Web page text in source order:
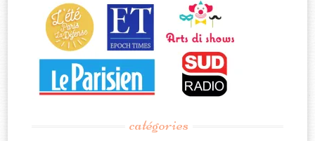
catégories